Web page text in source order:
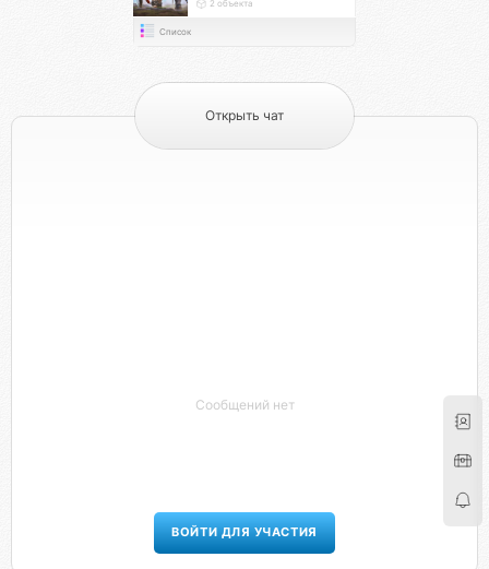
2 объекта
Список
Открыть чат
Сообщений нет
ВОЙТИ ДЛЯ УЧАСТИЯ